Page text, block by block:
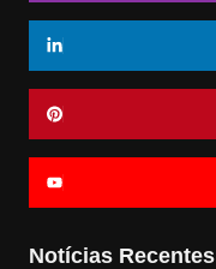
Notícias Recentes